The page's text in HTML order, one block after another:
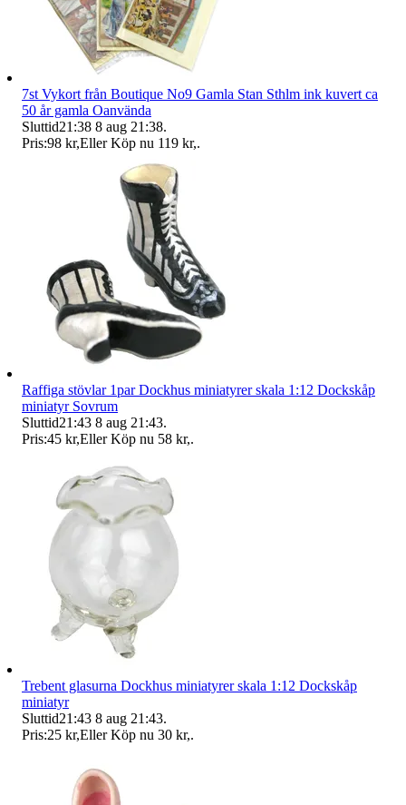
7st Vykort från Boutique No9 Gamla Stan Sthlm ink kuvert ca
50 år gamla Oanvända
Sluttid21:38 8 aug 21:38.
Pris:98 kr,Eller Köp nu 119 kr,.
Raffiga stövlar 1par Dockhus miniatyrer skala 1:12 Dockskåp
miniatyr Sovrum
Sluttid21:43 8 aug 21:43.
Pris:45 kr,Eller Köp nu 58 kr,.
Trebent glasurna Dockhus miniatyrer skala 1:12 Dockskåp
miniatyr
Sluttid21:43 8 aug 21:43.
Pris:25 kr,Eller Köp nu 30 kr,.